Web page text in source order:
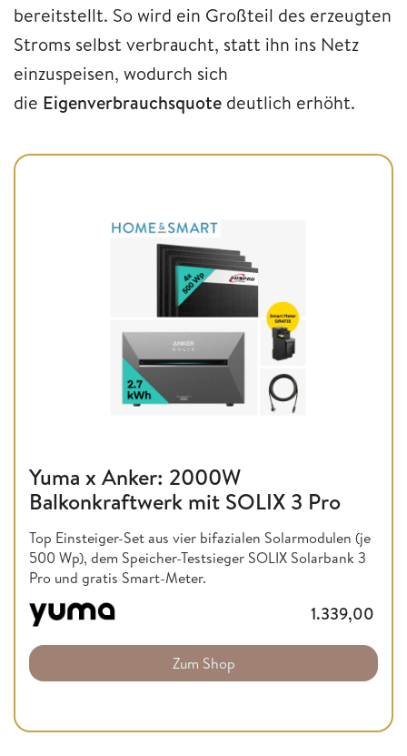
bereitstellt. So wird ein Großteil des erzeugten
Stroms selbst verbraucht, statt ihn ins Netz
einzuspeisen, wodurch sich
die Eigenverbrauchsquote deutlich erhöht.
Yuma x Anker: 2000W
Balkonkraftwerk mit SOLIX 3 Pro
Top Einsteiger-Set aus vier bifazialen Solarmodulen (je
500 Wp), dem Speicher-Testsieger SOLIX Solarbank 3
Pro und gratis Smart-Meter.
1.339,00
Zum Shop